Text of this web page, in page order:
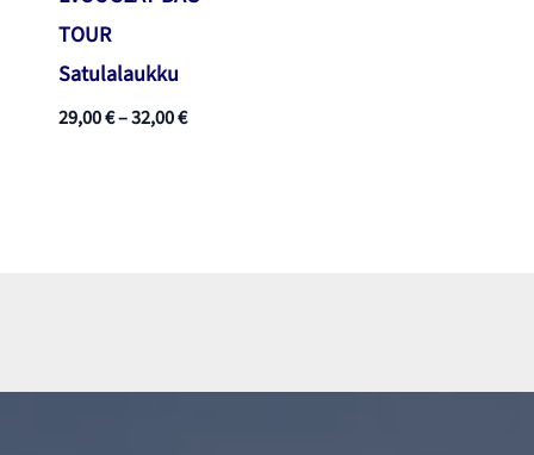
TOUR
Satulalaukku
29,00€–32,00€Hintaluokka: